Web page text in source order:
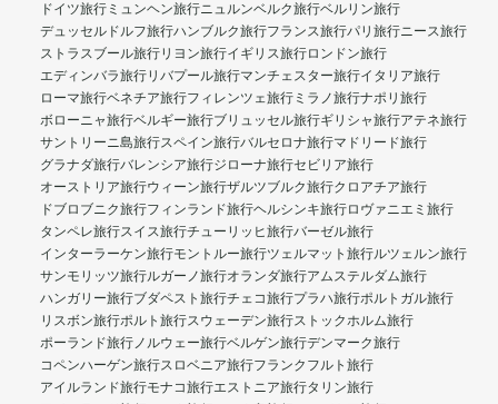
ドイツ旅行 ミュンヘン旅行ニュルンベルク旅行ベルリン旅行
デュッセルドルフ旅行ハンブルク旅行フランス旅行パリ旅行ニース旅行
ストラスブール旅行リヨン旅行イギリス旅行ロンドン旅行
エディンバラ旅行リバプール旅行マンチェスター旅行イタリア旅行
ローマ旅行ベネチア旅行フィレンツェ旅行 ミラノ旅行ナポリ旅行
ボローニャ旅行ベルギー旅行ブリュッセル旅行ギリシャ旅行アテネ旅行
サントリーニ島旅行スペイン旅行バルセロナ旅行マドリード旅行
グラナダ旅行バレンシア旅行ジローナ旅行セビリア旅行
オーストリア旅行ウィーン旅行ザルツブルク旅行クロアチア旅行
ドブロブニク旅行フィンランド旅行ヘルシンキ旅行ロヴァニエミ旅行
タンペレ旅行スイス旅行チューリッヒ旅行バーゼル旅行
インターラーケン旅行モントルー旅行ツェルマット旅行ルツェルン旅行
サンモリッツ旅行ルガーノ旅行オランダ旅行アムステルダム旅行
ハンガリー旅行ブダペスト旅行チェコ旅行プラハ旅行ポルトガル旅行
リスボン旅行ポルト旅行スウェーデン旅行ストックホルム旅行
ポーランド旅行ノルウェー旅行ベルゲン旅行デンマーク旅行
コペンハーゲン旅行スロベニア旅行フランクフルト旅行
アイルランド旅行モナコ旅行エストニア旅行タリン旅行